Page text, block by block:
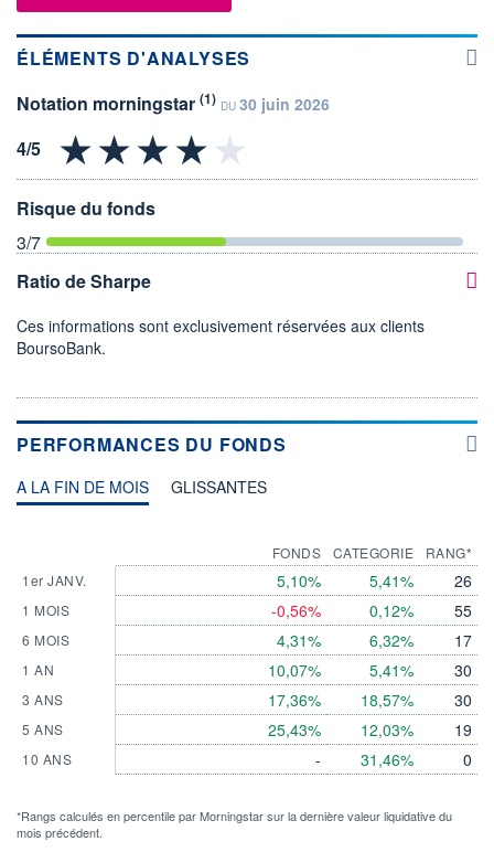
ÉLÉMENTS D'ANALYSES
Notation morningstar (1) DU 30 juin 2026
Risque du fonds
3/7
Ratio de Sharpe
Ces informations sont exclusivement réservées aux clients
BoursoBank.
PERFORMANCES DU FONDS
A LA FIN DE MOIS GLISSANTES
1er JANV.
1 MOIS
6 MOIS
1 AN
3 ANS
5 ANS
10 ANS
FONDS
5,10%
-0,56%
4,31%
10,07%
17,36%
25,43%
-
CATEGORIE
5,41%
0,12%
6,32%
5,41%
18,57%
12,03%
31,46%
RANG*
26
55
17
30
30
19
0
*Rangs calculés en percentile par Morningstar sur la dernière valeur liquidative du
mois précédent.